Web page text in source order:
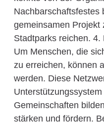
Nachbarschaftsfestes
gemeinsamen Projekt
Stadtparks reichen.
Um Menschen, die
zu erreichen, können
werden. Diese
Gemeinschaften
stärken und fördern.